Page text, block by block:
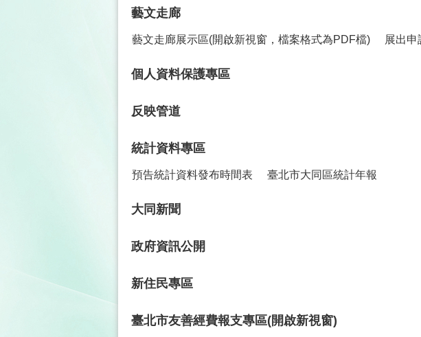
藝文走廊
藝文走廊展示區(開啟新視窗，檔案格式為PDF檔) 展出申
個人資料保護專區
反映管道
統計資料專區
預告統計資料發布時間表 臺北市大同區統計年報
大同新聞
政府資訊公開
新住民專區
臺北市友善經費報支專區(開啟新視窗)